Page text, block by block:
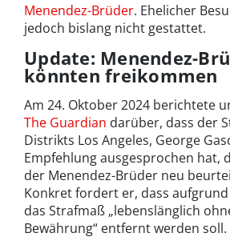
Menendez-Brüder. Ehelicher
jedoch bislang nicht gestattet.
Update: Menendez-
könnten freikommen
Am 24. Oktober 2024 berichtete
The Guardian darüber, dass der
Distrikts Los Angeles, George
Empfehlung ausgesprochen hat,
der Menendez-Brüder neu
Konkret fordert er, dass
das Strafmaß „lebenslänglich
Bewährung“ entfernt werden soll.